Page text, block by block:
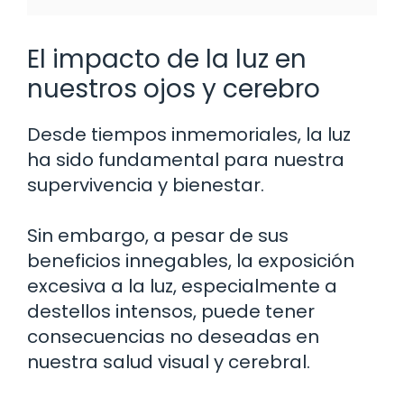
El impacto de la luz en
nuestros ojos y cerebro
Desde tiempos inmemoriales, la luz
ha sido fundamental para nuestra
supervivencia y bienestar.
Sin embargo, a pesar de sus
beneficios innegables, la exposición
excesiva a la luz, especialmente a
destellos intensos, puede tener
consecuencias no deseadas en
nuestra salud visual y cerebral.